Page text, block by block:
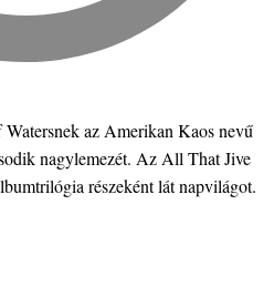
az Amerikan Kaos nevű
nagylemezét. Az All That Jive
részeként lát napvilágot.